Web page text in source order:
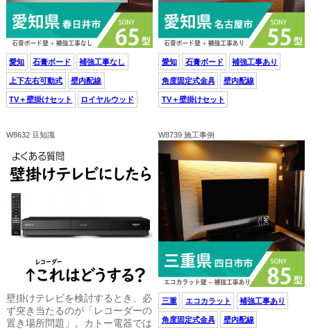
愛知 石膏ボード 補強工事なし
上下左右可動式 壁内配線
TV＋壁掛けセット ロイヤルウッド
愛知 石膏ボード 補強工事あり
角度固定式金具 壁内配線
TV＋壁掛けセット
W8632 豆知識
壁掛けテレビを検討するとき、必
ず突き当たるのが「レコーダーの
置き場所問題」。カトー電器では
W8739 施工事例
三重 エコカラット 補強工事あり
角度固定式金具 壁内配線